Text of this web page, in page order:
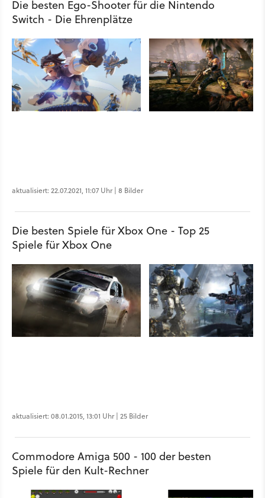
Die besten Ego-Shooter für die Nintendo
Switch - Die Ehrenplätze
aktualisiert: 22.07.2021, 11:07 Uhr | 8 Bilder
Die besten Spiele für Xbox One - Top 25
Spiele für Xbox One
aktualisiert: 08.01.2015, 13:01 Uhr | 25 Bilder
Commodore Amiga 500 - 100 der besten
Spiele für den Kult-Rechner